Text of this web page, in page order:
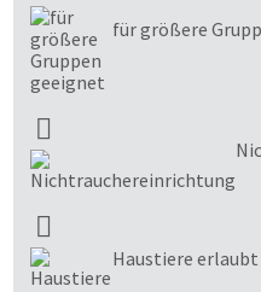
für größere
Haustiere erlaubt